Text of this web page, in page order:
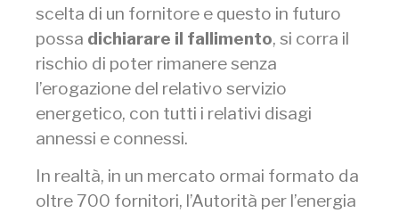
scelta di un fornitore e questo in futuro
possa dichiarare il fallimento, si corra il
rischio di poter rimanere senza
l’erogazione del relativo servizio
energetico, con tutti i relativi disagi
annessi e connessi.
In realtà, in un mercato ormai formato da
oltre 700 fornitori, l’Autorità per l’energia